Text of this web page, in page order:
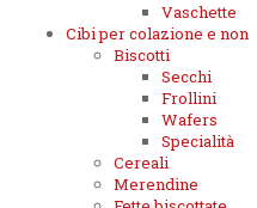
Vaschette
Cibi per colazione e non
Biscotti
Secchi
Frollini
Wafers
Specialità
Cereali
Merendine